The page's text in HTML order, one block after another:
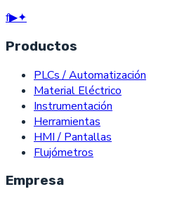
f▶✦
Productos
PLCs / Automatización
Material Eléctrico
Instrumentación
Herramientas
HMI / Pantallas
Flujómetros
Empresa